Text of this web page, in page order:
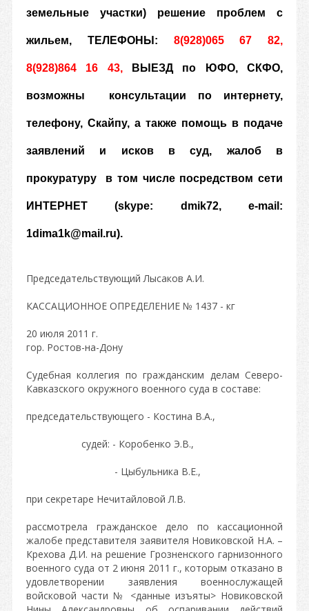
земельные участки) решение проблем с
жильем, ТЕЛЕФОНЫ: 8(928)065 67 82,
8(928)864 16 43,ВЫЕЗД по ЮФО, СКФО,
возможны консультации по интернету,
телефону, Скайпу, а также помощь в подаче
заявлений и исков в суд, жалоб в
прокуратуру в том числе посредством сети
ИНТЕРНЕТ (skype: dmik72, e-mail:
1dima1k@mail.ru).
Председательствующий Лысаков А.И.
КАССАЦИОННОЕ ОПРЕДЕЛЕНИЕ № 1437 - кг
20 июля 2011 г.
гор. Ростов-на-Дону
Судебная коллегия по гражданским делам Северо-
Кавказского окружного военного суда в составе:
председательствующего - Костина В.А.,
судей: - Коробенко Э.В.,
- Цыбульника В.Е.,
при секретаре Нечитайловой Л.В.
рассмотрела гражданское дело по кассационной
жалобе представителя заявителя Новиковской Н.А. –
Крехова Д.И. на решение Грозненского гарнизонного
военного суда от 2 июня 2011 г., которым отказано в
удовлетворении заявления военнослужащей
войсковой части № <данные изъяты> Новиковской